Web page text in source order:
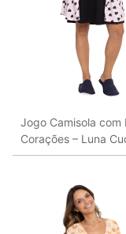
Jogo Camisola com
Corações – Luna